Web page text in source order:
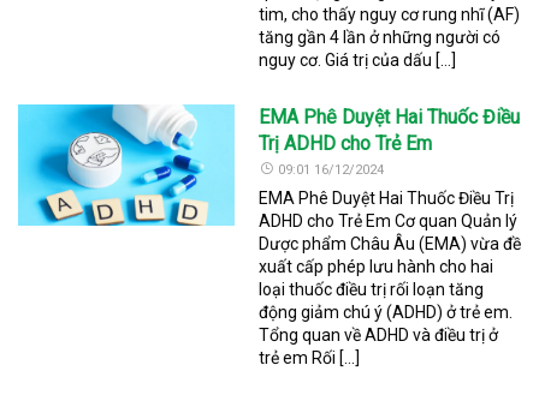
tim, cho thấy nguy cơ rung nhĩ (AF)
tăng gần 4 lần ở những người có
nguy cơ. Giá trị của dấu […]
EMA Phê Duyệt Hai Thuốc Điều
Trị ADHD cho Trẻ Em
09:01 16/12/2024
EMA Phê Duyệt Hai Thuốc Điều Trị
ADHD cho Trẻ Em Cơ quan Quản lý
Dược phẩm Châu Âu (EMA) vừa đề
xuất cấp phép lưu hành cho hai
loại thuốc điều trị rối loạn tăng
động giảm chú ý (ADHD) ở trẻ em.
Tổng quan về ADHD và điều trị ở
trẻ em Rối […]